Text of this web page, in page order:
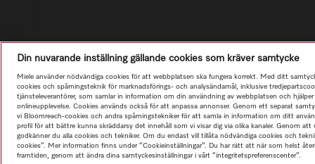
Din nuvarande inställning gällande cookies som kräver samtycke
Miele använder nödvändiga cookies för att webbplatsen ska fungera korrekt. Med ditt
cookies och spårningsteknik för marknadsförings- och analysändamål, inklusive
tjänsteleverantörer, som samlar in information om din användning av webbplatsen och
onlineupplevelse. Cookies används också för att anpassa annonser. Genom ett separat
vi Bloomreach-cookies och andra spårningstekniker för att samla in information om ditt
profil för att bättre kunna skräddarsy det innehåll som vi visar dig via olika kanaler. Genom att
godkänner du alla cookies och tekniker. Om du endast vill tillåta nödvändiga cookies och
cookies”. Mer information finns under “Cookieinställningar”. Du har rätt att när som helst
framtiden, genom att ändra dina samtyckesinställningar i vårt “integritetspreferenscenter”.